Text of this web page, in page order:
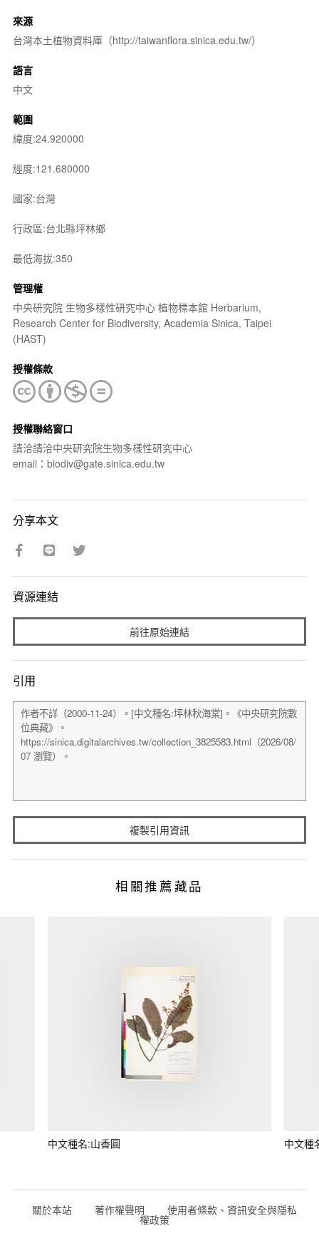
來源
台灣本土植物資料庫（http://taiwanflora.sinica.edu.tw/）
語言
中文
範圍
緯度:24.920000
經度:121.680000
國家:台灣
行政區:台北縣坪林鄉
最低海拔:350
管理權
中央研究院 生物多樣性研究中心 植物標本館 Herbarium,
Research Center for Biodiversity, Academia Sinica, Taipei
(HAST)
授權條款
授權聯絡窗口
請洽請洽中央研究院生物多樣性研究中心
email：biodiv@gate.sinica.edu.tw
分享本文
資源連結
前往原始連結
引用
複製引用資訊
相關推薦藏品
中文種名:山香圓 中文種
關於本站 著作權聲明 使用者條款、資訊安全與隱私
權政策